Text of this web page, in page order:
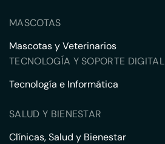
MASCOTAS
Mascotas y Veterinarios
TECNOLOGÍA Y SOPORTE DIGITAL
Tecnología e Informática
SALUD Y BIENESTAR
Clínicas, Salud y Bienestar